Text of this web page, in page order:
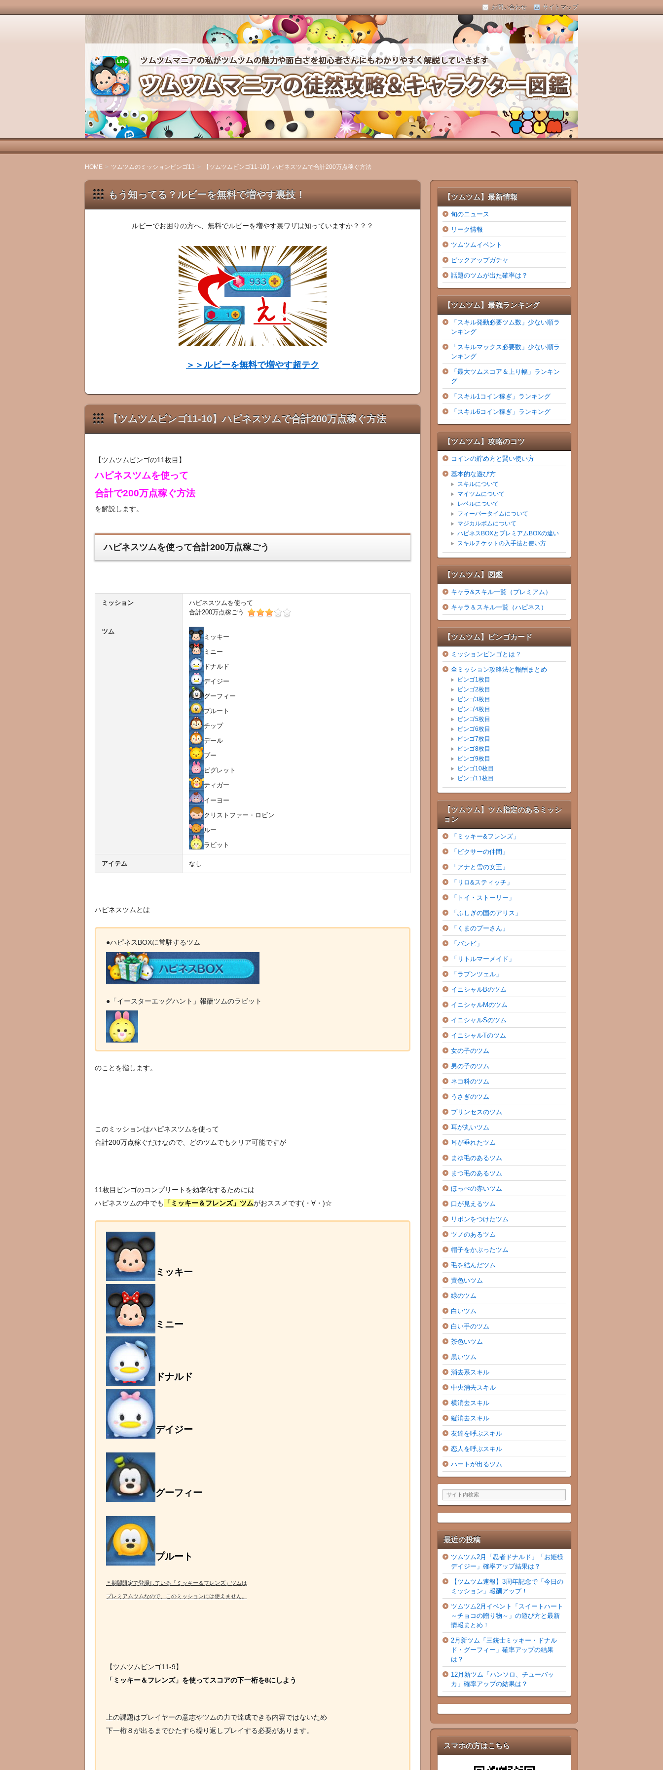
お問い合わせ サイトマップ
ツムツムマニアの徒然攻略＆キャラクター図鑑
ツムツムマニアの私が、ツムツムの魅力や面白さを初心者さんにもわかりやすく徹底攻略していき
ます。
HOME ツムツムのミッションビンゴ11 【ツムツムビンゴ11-10】ハピネスツムで合計200万点稼ぐ方法
もう知ってる？ルビーを無料で増やす裏技！
ルビーでお困りの方へ、無料でルビーを増やす裏ワザは知っていますか？？？
＞＞ルビーを無料で増やす超テク
【ツムツムビンゴ11-10】ハピネスツムで合計200万点稼ぐ方法
【ツムツムビンゴの11枚目】
ハピネスツムを使って
合計で200万点稼ぐ方法
を解説します。
ハピネスツムを使って合計200万点稼ごう
ミッション
ハピネスツムを使って
合計200万点稼ごう
ツム
ミッキー
ミニー
ドナルド
デイジー
グーフィー
プルート
チップ
デール
プー
ピグレット
ティガー
イーヨー
クリストファー・ロビン
ルー
ラビット
アイテム なし
ハピネスツムとは
●ハピネスBOXに常駐するツム
●「イースターエッグハント」報酬ツムのラビット
のことを指します。
このミッションはハピネスツムを使って
合計200万点稼ぐだけなので、どのツムでもクリア可能ですが
11枚目ビンゴのコンプリートを効率化するためには
ハピネスツムの中でも
「ミッキー＆フレンズ」ツムがおススメです(・∀・)☆
ミッキー
ミニー
ドナルド
デイジー
グーフィー
プルート
＊期間限定で登場している「ミッキー＆フレンズ」ツムは
プレミアムツムなので、このミッションには使えません。
【ツムツムビンゴ11-9】
「ミッキー＆フレンズ」を使ってスコアの下一桁を8にしよう
上の課題はプレイヤーの意志やツムの力で達成できる内容ではないため
下一桁８が出るまでひたすら繰り返しプレイする必要があります。
【ツムツム】最新情報
旬のニュース
リーク情報
ツムツムイベント
ピックアップガチャ
話題のツムが出た確率は？
【ツムツム】最強ランキング
「スキル発動必要ツム数」少ない順ラ
ンキング
「スキルマックス必要数」少ない順ラ
ンキング
「最大ツムスコア＆上り幅」ランキン
グ
「スキル1コイン稼ぎ」ランキング
「スキル6コイン稼ぎ」ランキング
【ツムツム】攻略のコツ
コインの貯め方と賢い使い方
基本的な遊び方
スキルについて
マイツムについて
レベルについて
フィーバータイムについて
マジカルボムについて
ハピネスBOXとプレミアムBOXの違い
スキルチケットの入手法と使い方
【ツムツム】図鑑
キャラ&スキル一覧（プレミアム）
キャラ＆スキル一覧（ハピネス）
【ツムツム】ビンゴカード
ミッションビンゴとは？
全ミッション攻略法と報酬まとめ
ビンゴ1枚目
ビンゴ2枚目
ビンゴ3枚目
ビンゴ4枚目
ビンゴ5枚目
ビンゴ6枚目
ビンゴ7枚目
ビンゴ8枚目
ビンゴ9枚目
ビンゴ10枚目
ビンゴ11枚目
【ツムツム】ツム指定のあるミッシ
ョン
「ミッキー&フレンズ」
「ピクサーの仲間」
「アナと雪の女王」
「リロ&スティッチ」
「トイ・ストーリー」
「ふしぎの国のアリス」
「くまのプーさん」
「バンビ」
「リトルマーメイド」
「ラプンツェル」
イニシャルBのツム
イニシャルMのツム
イニシャルSのツム
イニシャルTのツム
女の子のツム
男の子のツム
ネコ科のツム
うさぎのツム
プリンセスのツム
耳が丸いツム
耳が垂れたツム
まゆ毛のあるツム
まつ毛のあるツム
ほっぺの赤いツム
口が見えるツム
リボンをつけたツム
ツノのあるツム
帽子をかぶったツム
毛を結んだツム
黄色いツム
緑のツム
白いツム
白い手のツム
茶色いツム
黒いツム
消去系スキル
中央消去スキル
横消去スキル
縦消去スキル
友達を呼ぶスキル
恋人を呼ぶスキル
ハートが出るツム
最近の投稿
ツムツム2月「忍者ドナルド」「お姫様
デイジー」確率アップ結果は？
【ツムツム速報】3周年記念で「今日の
ミッション」報酬アップ！
ツムツム2月イベント「スイートハート
～チョコの贈り物～」の遊び方と最新
情報まとめ！
2月新ツム「三銃士ミッキー・ドナル
ド・グーフィー」確率アップの結果
は？
12月新ツム「ハンソロ、チューバッ
カ」確率アップの結果は？
スマホの方はこちら